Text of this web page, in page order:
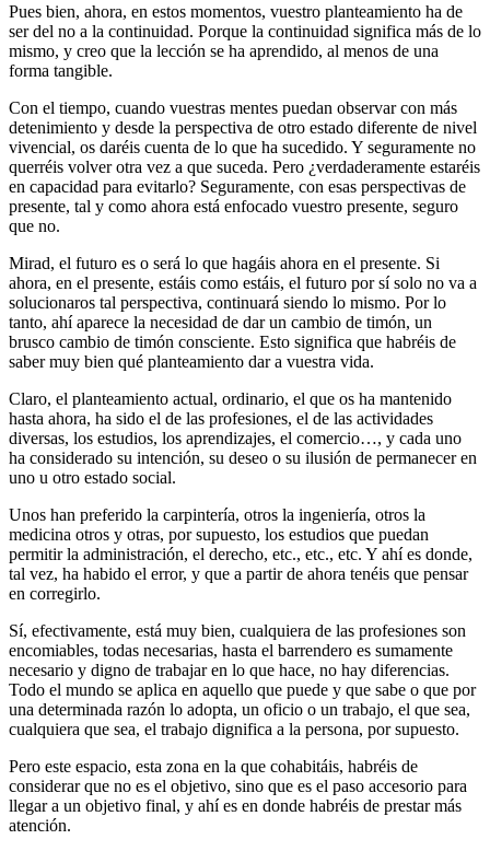
Pues bien, ahora, en estos momentos, vuestro planteamiento ha de
ser del no a la continuidad. Porque la continuidad significa más de lo
mismo, y creo que la lección se ha aprendido, al menos de una
forma tangible.
Con el tiempo, cuando vuestras mentes puedan observar con más
detenimiento y desde la perspectiva de otro estado diferente de nivel
vivencial, os daréis cuenta de lo que ha sucedido. Y seguramente no
querréis volver otra vez a que suceda. Pero ¿verdaderamente estaréis
en capacidad para evitarlo? Seguramente, con esas perspectivas de
presente, tal y como ahora está enfocado vuestro presente, seguro
que no.
Mirad, el futuro es o será lo que hagáis ahora en el presente. Si
ahora, en el presente, estáis como estáis, el futuro por sí solo no va a
solucionaros tal perspectiva, continuará siendo lo mismo. Por lo
tanto, ahí aparece la necesidad de dar un cambio de timón, un
brusco cambio de timón consciente. Esto significa que habréis de
saber muy bien qué planteamiento dar a vuestra vida.
Claro, el planteamiento actual, ordinario, el que os ha mantenido
hasta ahora, ha sido el de las profesiones, el de las actividades
diversas, los estudios, los aprendizajes, el comercio…, y cada uno
ha considerado su intención, su deseo o su ilusión de permanecer en
uno u otro estado social.
Unos han preferido la carpintería, otros la ingeniería, otros la
medicina otros y otras, por supuesto, los estudios que puedan
permitir la administración, el derecho, etc., etc., etc. Y ahí es donde,
tal vez, ha habido el error, y que a partir de ahora tenéis que pensar
en corregirlo.
Sí, efectivamente, está muy bien, cualquiera de las profesiones son
encomiables, todas necesarias, hasta el barrendero es sumamente
necesario y digno de trabajar en lo que hace, no hay diferencias.
Todo el mundo se aplica en aquello que puede y que sabe o que por
una determinada razón lo adopta, un oficio o un trabajo, el que sea,
cualquiera que sea, el trabajo dignifica a la persona, por supuesto.
Pero este espacio, esta zona en la que cohabitáis, habréis de
considerar que no es el objetivo, sino que es el paso accesorio para
llegar a un objetivo final, y ahí es en donde habréis de prestar más
atención.